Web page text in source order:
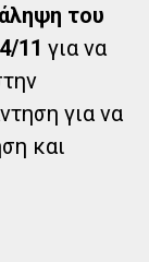
του
11 για να
για να
και